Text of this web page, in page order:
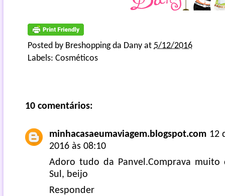
Posted by Breshopping da Dany at 5/12/2016
Labels: Cosméticos
10 comentários:
minhacasaeumaviagem.blogspot.com 12
2016 às 08:10
Adoro tudo da Panvel.Comprava muito
Sul, beijo
Responder